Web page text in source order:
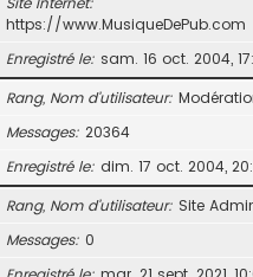
https://www.MusiqueDePub.com
Enregistré le sam. 16 oct. 2004,
Rang, Nom d’utilisateur
Messages 20364
Enregistré le dim. 17 oct. 2004,
Rang, Nom d’utilisateur Site
Messages 0